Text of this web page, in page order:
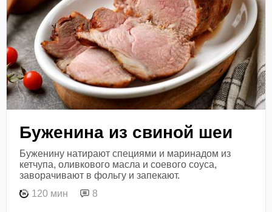
Буженина из свиной шеи
Буженину натирают специями и маринадом из
кетчупа, оливкового масла и соевого соуса,
заворачивают в фольгу и запекают.
120 мин
8